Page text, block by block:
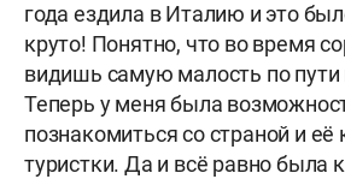
года ездила в Италию и это
круто! Понятно, что во время
видишь самую малость по пути
Теперь у меня была
познакомиться со страной и её
туристки. Да и всё равно была